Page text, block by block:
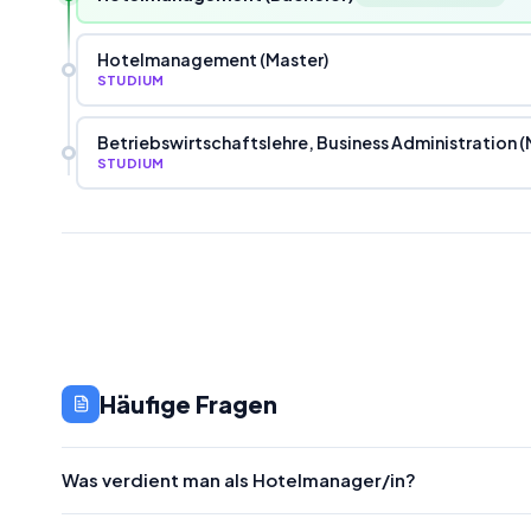
Hotelmanagement (Master)
STUDIUM
Betriebswirtschaftslehre, Business Administration
STUDIUM
Häufige Fragen
Was verdient man als Hotelmanager/in?